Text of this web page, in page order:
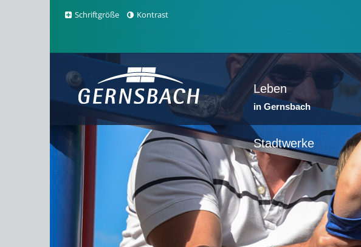
Schriftgröße Kontrast
Leben
in Gernsbach
Stadtwerke